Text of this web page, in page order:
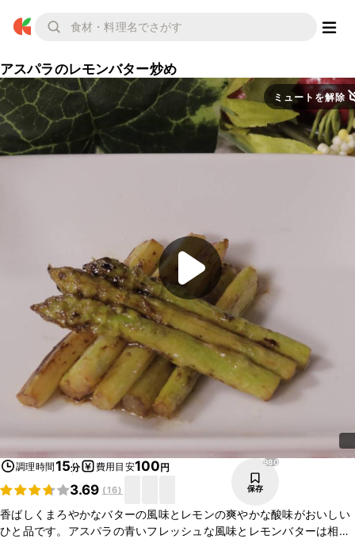
アスパラのレモンバター炒め
ミュートを解除
調理時間15分 費用目安100円
3.69 (16)
980
保存
香ばしくまろやかなバターの風味とレモンの爽やかな酸味がおいしい
ひと品です。アスパラの青いフレッシュな風味とレモンバターは相性